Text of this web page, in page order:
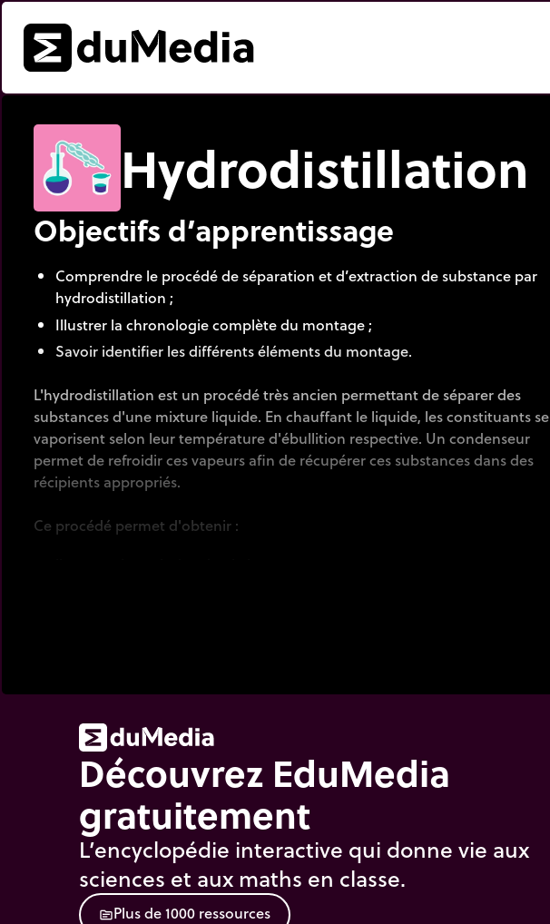
Hydrodistillation
Objectifs d’apprentissage
Comprendre le procédé de séparation et d’extraction de substance par
hydrodistillation ;
Illustrer la chronologie complète du montage ;
Savoir identifier les différents éléments du montage.
L'hydrodistillation est un procédé très ancien permettant de séparer des
substances d'une mixture liquide. En chauffant le liquide, les constituants se
vaporisent selon leur température d'ébullition respective. Un condenseur
permet de refroidir ces vapeurs afin de récupérer ces substances dans des
récipients appropriés.
Ce procédé permet d'obtenir :
Découvrez EduMedia
gratuitement
L’encyclopédie interactive qui donne vie aux
sciences et aux maths en classe.
sourcePlusde1000 ressources